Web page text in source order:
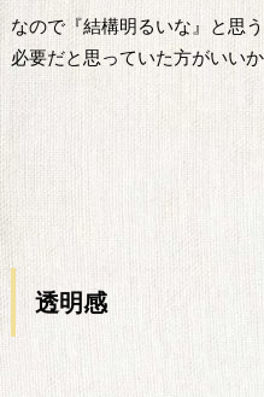
なので『結構明るいな』と思
必要だと思っていた方がいいか
透明感